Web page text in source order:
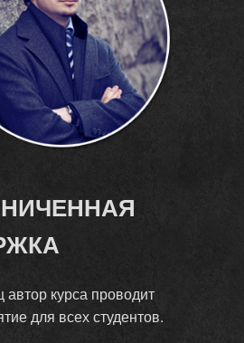
курса проводит
для всех студентов.